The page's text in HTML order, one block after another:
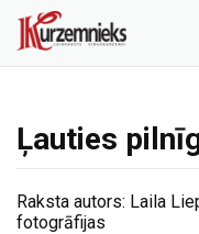
Ļauties
Raksta autors: Laila
fotogrāfijas